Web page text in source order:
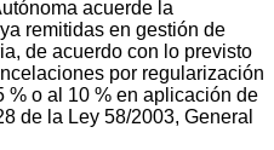
acuerde la
remitidas en gestión de
de acuerdo con lo previsto
por regularización
% o al 10 % en aplicación de
de la Ley 58/2003, General